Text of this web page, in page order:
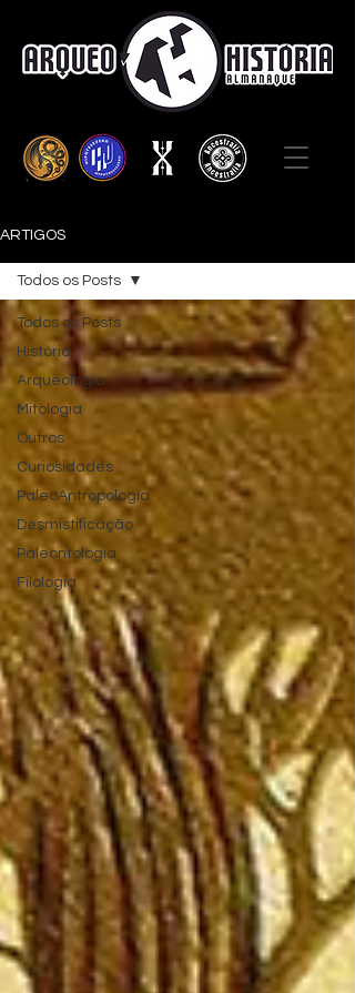
ARTIGOS
Todos os Posts
História
Arqueologia
Mitologia
Outros
Curiosidades
PaleoAntropologia
Desmistificação
Paleontologia
Filologia
Todos os Posts